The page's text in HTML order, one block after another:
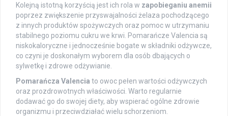
Kolejną istotną korzyścią jest ich rola w zapobieganiu anemii
poprzez zwiększenie przyswajalności żelaza pochodzącego
z innych produktów spożywczych oraz pomoc w utrzymaniu
stabilnego poziomu cukru we krwi. Pomarańcze Valencia są
niskokaloryczne i jednocześnie bogate w składniki odżywcze,
co czyni je doskonałym wyborem dla osób dbających o
sylwetkę i zdrowe odżywianie.
Pomarańcza Valencia to owoc pełen wartości odżywczych
oraz prozdrowotnych właściwości. Warto regularnie
dodawać go do swojej diety, aby wspierać ogólne zdrowie
organizmu i przeciwdziałać wielu schorzeniom.